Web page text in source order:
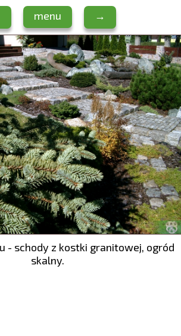
menu →
- schody z kostki granitowej, ogród
skalny.